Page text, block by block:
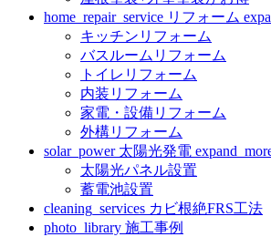
home_repair_service リフォーム
キッチンリフォーム
バスルームリフォーム
トイレリフォーム
内装リフォーム
家電・設備リフォーム
外構リフォーム
solar_power 太陽光発電
太陽光パネル設置
蓄電池設置
cleaning_services カビ根絶FRS工法
photo_library 施工事例